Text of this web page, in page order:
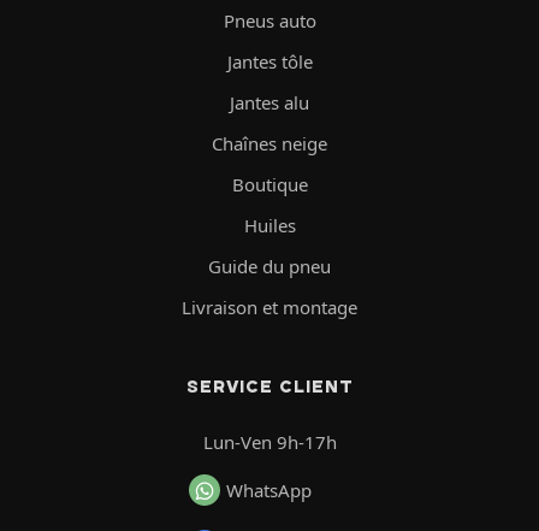
Pneus auto
Jantes tôle
Jantes alu
Chaînes neige
Boutique
Huiles
Guide du pneu
Livraison et montage
SERVICE CLIENT
Lun-Ven 9h-17h
WhatsApp